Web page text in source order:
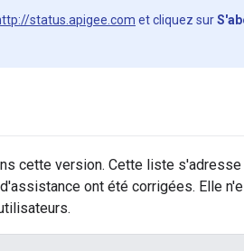
status.apigee.com et cliquez sur
cette version. Cette liste
ont été corrigées. Elle